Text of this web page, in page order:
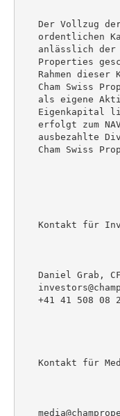
Der Vollzug
ordentlichen
anlässlich der
Properties
Rahmen dieser
Cham Swiss
als eigene
Eigenkapital
erfolgt zum
ausbezahlte
Cham Swiss
Kontakt für
Daniel Grab,
+41 41 508 08
Kontakt für